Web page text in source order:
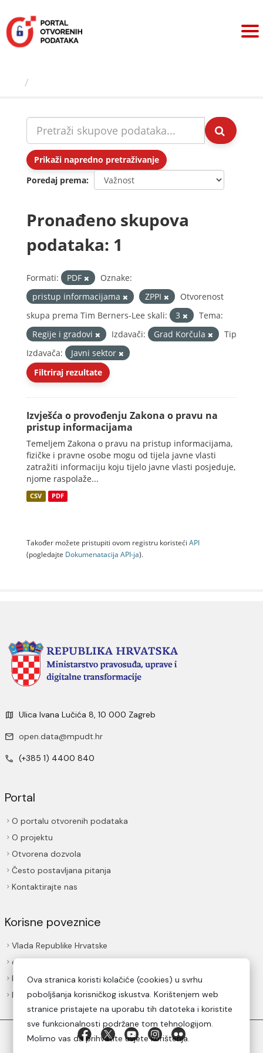
sadržaj
Prikaži napredno pretraživanje
Poredaj prema
Pronađeno skupova
podataka: 1
Formati: PDF
Oznake:
pristup informacijama
ZPPI
Otvorenost
skupa prema Tim Berners-Lee skali:
3
Tema:
Regije i gradovi
Izdavači: Grad Korčula
Tip
Izdavača:
Javni sektor
Filtriraj rezultate
Izvješća o provođenju Zakona o pravu na
pristup informacijama
Temeljem Zakona o pravu na pristup informacijama,
fizičke i pravne osobe mogu od tijela javne vlasti
zatražiti informaciju koju tijelo javne vlasti posjeduje,
njome raspolaže...
CSV PDF
Također možete pristupiti ovom registru koristeći API
(pogledajte Dokumenаtаcijа API-jа).